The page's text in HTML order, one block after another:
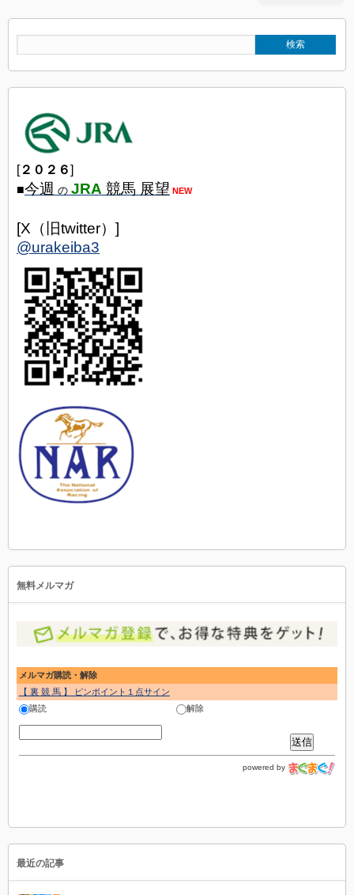
[２０２６]
■今週 の JRA 競馬 展望 NEW
[X（旧twitter）]
@urakeiba3
無料メルマガ
メルマガ購読・解除
【 裏 競 馬 】 ピンポイント１点サイン
購読
解除
powered by
最近の記事